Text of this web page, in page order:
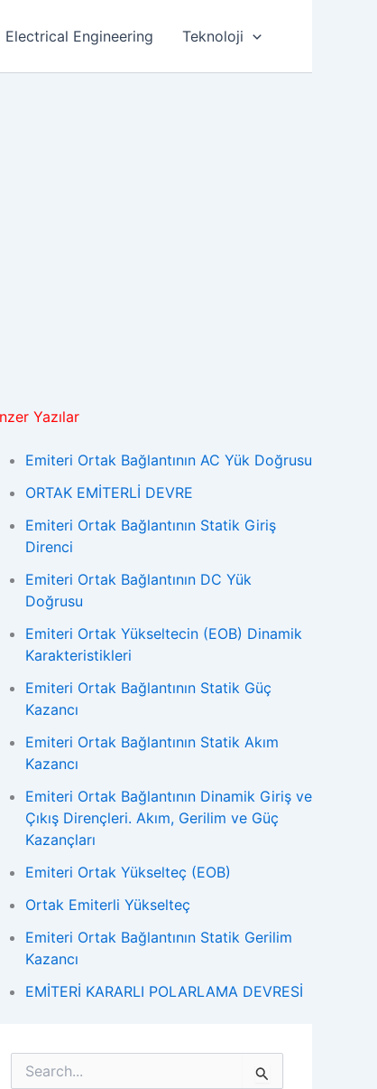
Electrical Engineering Teknoloji
Yazılar
Emiteri Ortak Bağlantının AC Yük Doğrusu
ORTAK EMİTERLİ DEVRE
Emiteri Ortak Bağlantının Statik Giriş
Direnci
Emiteri Ortak Bağlantının DC Yük
Doğrusu
Emiteri Ortak Yükseltecin (EOB) Dinamik
Karakteristikleri
Emiteri Ortak Bağlantının Statik Güç
Kazancı
Emiteri Ortak Bağlantının Statik Akım
Kazancı
Emiteri Ortak Bağlantının Dinamik Giriş ve
Çıkış Dirençleri. Akım, Gerilim ve Güç
Kazançları
Emiteri Ortak Yükselteç (EOB)
Ortak Emiterli Yükselteç
Emiteri Ortak Bağlantının Statik Gerilim
Kazancı
EMİTERİ KARARLI POLARLAMA DEVRESİ